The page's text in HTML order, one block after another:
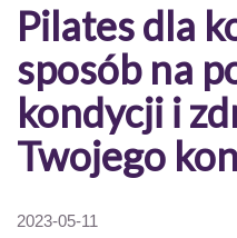
Pilates dla
sposób na
kondycji i
Twojego
2023-05-11